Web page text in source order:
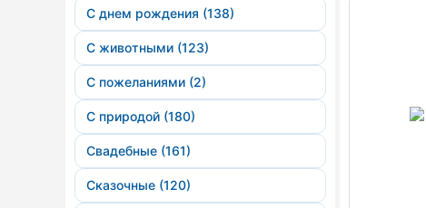
С днем рождения (138)
С животными (123)
С пожеланиями (2)
С природой (180)
Свадебные (161)
Сказочные (120)